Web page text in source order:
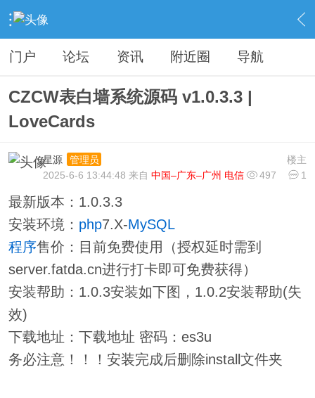
› 分类信息 › 源码模板 › 内容
门户 论坛 资讯 附近圈 导航
CZCW表白墙系统源码 v1.0.3.3 |
LoveCards
楼主
星源
管理员
497
1
2025-6-6 13:44:48 来自 中国–广东–广州 电信
最新版本：1.0.3.3
安装环境： php7.X-MySQL
程序售价：目前免费使用（授权延时需到
server.fatda.cn进行打卡即可免费获得）
安装帮助：1.0.3安装如下图，1.0.2安装帮助(失
效)
下载地址：下载地址 密码：es3u
务必注意！！！安装完成后删除install文件夹